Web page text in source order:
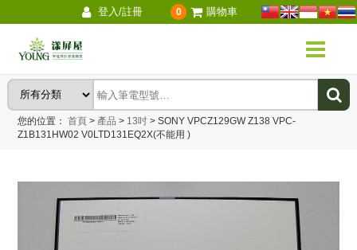
登入/註冊 0 購物車
您的位置：首頁 > 產品 > 13吋 > SONY VPCZ129GW Z138 VPC-
Z1B131HW02 V0LTD131EQ2X(不能用 )